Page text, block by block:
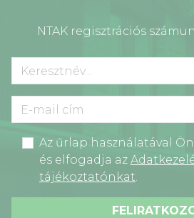
NTAK regisztrációs
Az űrlap használatával
és elfogadja az
tájékoztatónkat.